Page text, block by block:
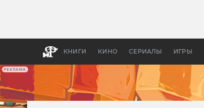
РЕКЛАМА
КНИГИ КИНО СЕРИАЛЫ ИГРЫ